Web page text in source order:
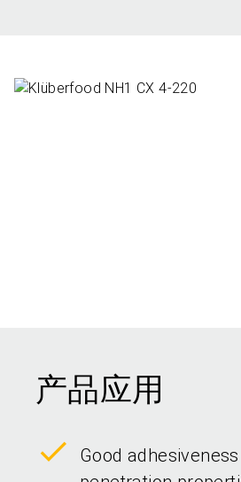
产品应用
Good